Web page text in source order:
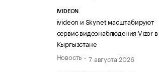
IVIDEON
ivideon и Skynet масштабируют
сервис видеонаблюдения Vizor в
Кыргызстане
Новость
7 августа 2026